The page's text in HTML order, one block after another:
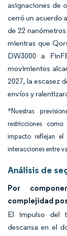
asignaciones de
cerró un acuerdo
de 22
mientras que
DW3000 a
movimientos
2027, la escasez
envíos y
*Nuestras
restricciones
impacto reflejan
interacciones entre
Análisis de
Por
complejidad
El impulso del
descansa en el